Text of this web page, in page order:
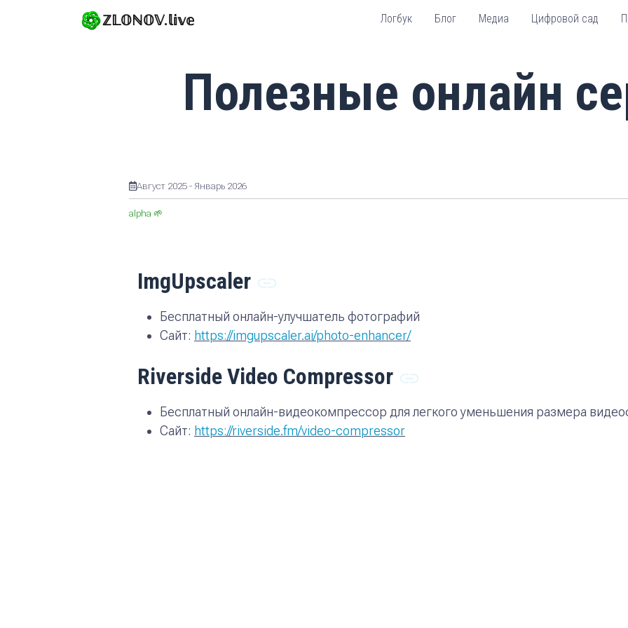
ℤ𝕃𝕆ℕ𝕆𝕍.𝕝𝕚𝕧𝕖 Логбук Блог Медиа Цифровой сад
Полезные онлайн
Август 2025 - Январь 2026
alpha 🌱
ImgUpscaler
Бесплатный онлайн-улучшатель фотографий
Сайт: https://imgupscaler.ai/photo-enhancer/
Riverside Video Compressor
Бесплатный онлайн-видеокомпрессор для легкого уменьшения размера
Сайт: https://riverside.fm/video-compressor